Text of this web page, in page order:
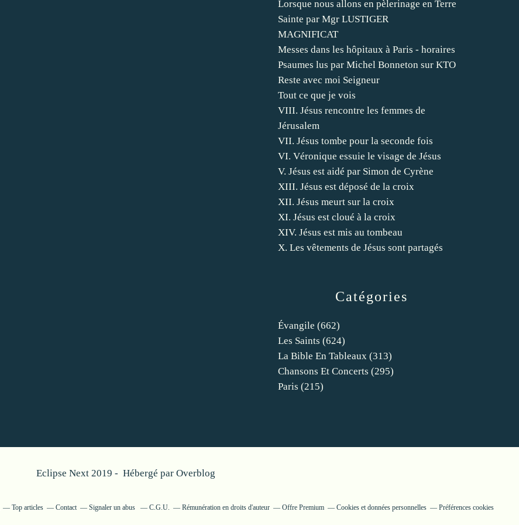
Catégories
Évangile (662)
Les Saints (624)
La Bible En Tableaux (313)
Chansons Et Concerts (295)
Paris (215)
Lorsque nous allons en pèlerinage en Terre
Sainte par Mgr LUSTIGER
MAGNIFICAT
Messes dans les hôpitaux à Paris - horaires
Psaumes lus par Michel Bonneton sur KTO
Reste avec moi Seigneur
Tout ce que je vois
VIII. Jésus rencontre les femmes de
Jérusalem
VII. Jésus tombe pour la seconde fois
VI. Véronique essuie le visage de Jésus
V. Jésus est aidé par Simon de Cyrène
XIII. Jésus est déposé de la croix
XII. Jésus meurt sur la croix
XI. Jésus est cloué à la croix
XIV. Jésus est mis au tombeau
X. Les vêtements de Jésus sont partagés
Eclipse Next 2019 - Hébergé par Overblog
Top articles Contact Signaler un abus C.G.U. Rémunération en droits d'auteur Offre Premium Cookies et données personnelles Préférences cookies